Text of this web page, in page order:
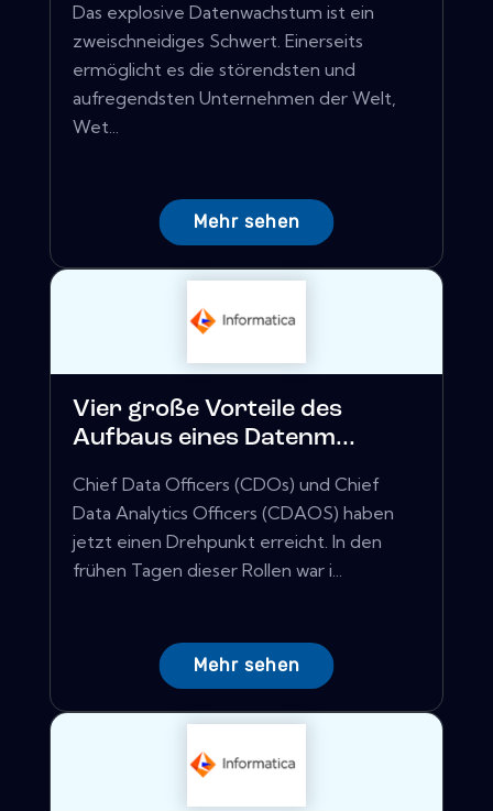
Das explosive Datenwachstum ist ein
zweischneidiges Schwert. Einerseits
ermöglicht es die störendsten und
aufregendsten Unternehmen der Welt,
Wet...
Mehr sehen
Vier große Vorteile des
Aufbaus eines Datenm...
Chief Data Officers (CDOs) und Chief
Data Analytics Officers (CDAOS) haben
jetzt einen Drehpunkt erreicht. In den
frühen Tagen dieser Rollen war i...
Mehr sehen